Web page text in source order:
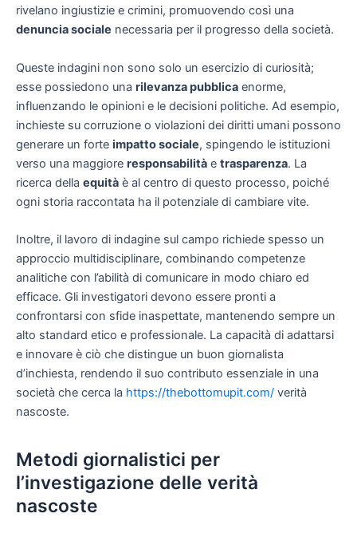
rivelano ingiustizie e crimini, promuovendo così una
denuncia sociale necessaria per il progresso della società.
Queste indagini non sono solo un esercizio di curiosità;
esse possiedono una rilevanza pubblica enorme,
influenzando le opinioni e le decisioni politiche. Ad esempio,
inchieste su corruzione o violazioni dei diritti umani possono
generare un forte impatto sociale, spingendo le istituzioni
verso una maggiore responsabilità e trasparenza. La
ricerca della equità è al centro di questo processo, poiché
ogni storia raccontata ha il potenziale di cambiare vite.
Inoltre, il lavoro di indagine sul campo richiede spesso un
approccio multidisciplinare, combinando competenze
analitiche con l’abilità di comunicare in modo chiaro ed
efficace. Gli investigatori devono essere pronti a
confrontarsi con sfide inaspettate, mantenendo sempre un
alto standard etico e professionale. La capacità di adattarsi
e innovare è ciò che distingue un buon giornalista
d’inchiesta, rendendo il suo contributo essenziale in una
società che cerca la https://thebottomupit.com/ verità
nascoste.
Metodi giornalistici per
l’investigazione delle verità
nascoste